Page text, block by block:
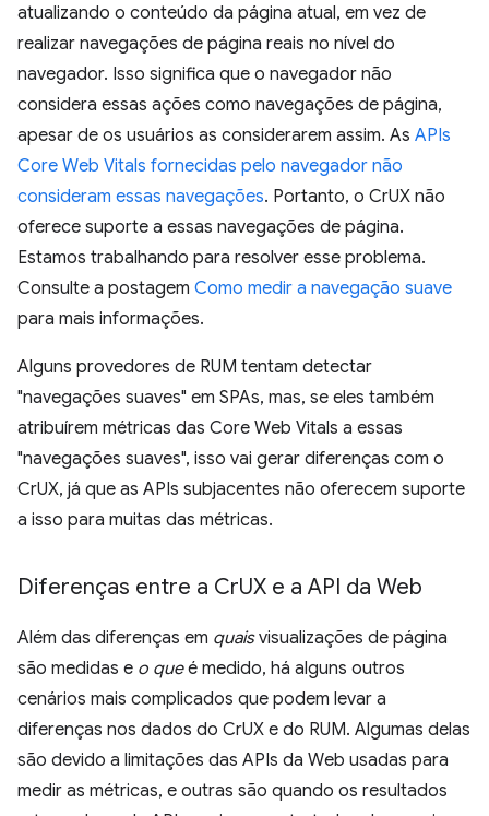
atualizando o conteúdo da página atual, em vez de
realizar navegações de página reais no nível do
navegador. Isso significa que o navegador não
considera essas ações como navegações de página,
apesar de os usuários as considerarem assim. As APIs
Core Web Vitals fornecidas pelo navegador não
consideram essas navegações. Portanto, o CrUX não
oferece suporte a essas navegações de página.
Estamos trabalhando para resolver esse problema.
Consulte a postagem Como medir a navegação suave
para mais informações.
Alguns provedores de RUM tentam detectar
"navegações suaves" em SPAs, mas, se eles também
atribuírem métricas das Core Web Vitals a essas
"navegações suaves", isso vai gerar diferenças com o
CrUX, já que as APIs subjacentes não oferecem suporte
a isso para muitas das métricas.
Diferenças entre a CrUX e a API da Web
Além das diferenças em quaisvisualizações de página
são medidas e o queé medido, há alguns outros
cenários mais complicados que podem levar a
diferenças nos dados do CrUX e do RUM. Algumas delas
são devido a limitações das APIs da Web usadas para
medir as métricas, e outras são quando os resultados